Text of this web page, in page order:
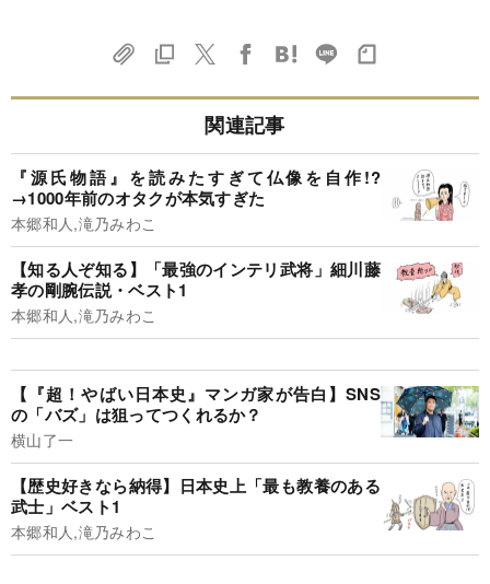
関連記事
『源氏物語』を読みたすぎて仏像を自作!?
→1000年前のオタクが本気すぎた
本郷和人,滝乃みわこ
【知る人ぞ知る】「最強のインテリ武将」細川藤
孝の剛腕伝説・ベスト1
本郷和人,滝乃みわこ
【『超！やばい日本史』マンガ家が告白】SNS
の「バズ」は狙ってつくれるか？
横山了一
【歴史好きなら納得】日本史上「最も教養のある
武士」ベスト1
本郷和人,滝乃みわこ